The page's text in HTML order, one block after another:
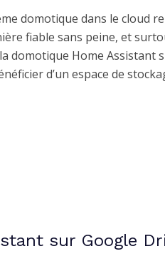
domotique dans le cloud
fiable sans peine, et
domotique Home Assistant
d’un espace de
sur Google